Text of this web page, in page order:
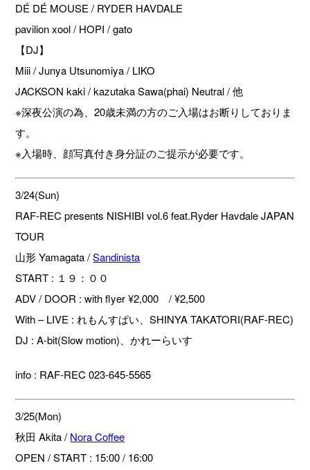
DÉ DÉ MOUSE / RYDER HAVDALE
pavilion xool / HOPI / gato
【DJ】
Miii / Junya Utsunomiya / LIKO
JACKSON kaki / kazutaka Sawa(phai) Neutral / 他
※深夜公演の為、20歳未満の方のご入場はお断りしておりま
す。
※入場時、顔写真付き身分証のご提示が必要です。
3/24(Sun)
RAF-REC presents NISHIBI vol.6 feat.Ryder Havdale JAPAN
TOUR
山形 Yamagata /Sandinista
START : １９：００
ADV / DOOR : with flyer ¥2,000 / ¥2,500
With – LIVE : れもんすぱい、SHINYA TAKATORI(RAF-REC)
DJ : A-bit(Slow motion)、かれーらいす
info : RAF-REC 023-645-5565
3/25(Mon)
秋田 Akita /Nora Coffee
OPEN / START : 15:00 / 16:00